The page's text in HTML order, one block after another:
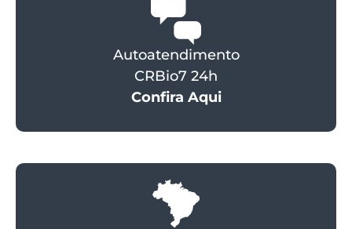
Autoatendimento
CRBio7 24h
Confira Aqui